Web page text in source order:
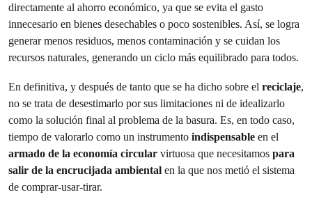
directamente al ahorro económico, ya que se evita el gasto
innecesario en bienes desechables o poco sostenibles. Así, se logra
generar menos residuos, menos contaminación y se cuidan los
recursos naturales, generando un ciclo más equilibrado para todos.
En definitiva, y después de tanto que se ha dicho sobre el reciclaje,
no se trata de desestimarlo por sus limitaciones ni de idealizarlo
como la solución final al problema de la basura. Es, en todo caso,
tiempo de valorarlo como un instrumento indispensable en el
armado de la economía circular virtuosa que necesitamos para
salir de la encrucijada ambiental en la que nos metió el sistema
de comprar-usar-tirar.